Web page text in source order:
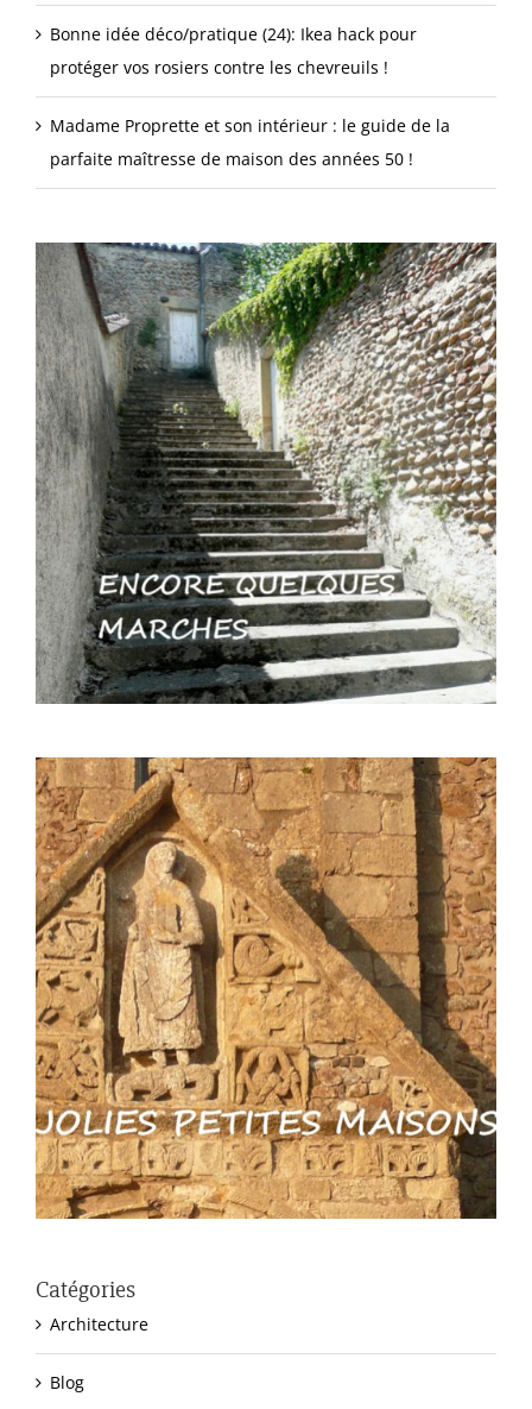
Bonne idée déco/pratique (24): Ikea hack pour
protéger vos rosiers contre les chevreuils !
Madame Proprette et son intérieur : le guide de la
parfaite maîtresse de maison des années 50 !
Catégories
Architecture
Blog